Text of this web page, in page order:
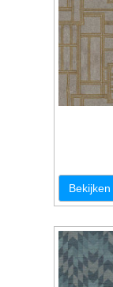
Bekijken